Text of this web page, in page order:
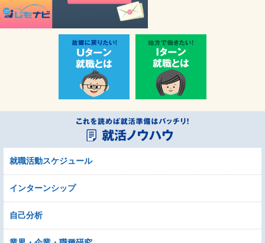
就職活動スケジュール
インターンシップ
自己分析